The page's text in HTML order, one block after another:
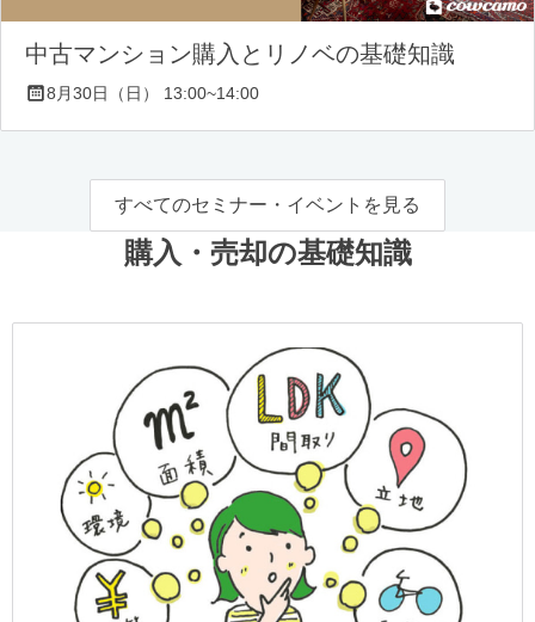
中古マンション購入とリノベの基礎知識
8月30日（日） 13:00~14:00
すべてのセミナー・イベントを見る
購入・売却の基礎知識